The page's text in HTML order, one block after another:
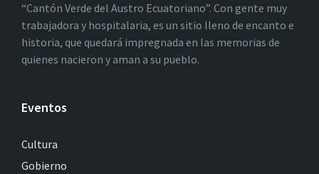
“Cantón Verde del Austro Ecuatoriano”. Con gente muy
trabajadora y hospitalaria, es un sitio lleno de encanto e
historia, que quedará impregnada en las memorias de
quienes nacieron y aman a su pueblo.
Eventos
Cultura
Gobierno